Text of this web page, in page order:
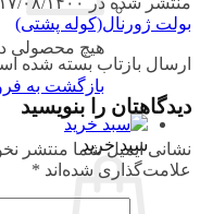
هیچ محصولی
بازگشت به
سبد خرید
بولت ژورنال(کوله پشتی)
ارسال بازتاب بسته شده
دیدگاهتان را بنویسید
نشانی ایمیل شما منتشر
علامت‌گذاری شده‌اند *